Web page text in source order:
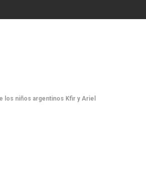
los niños argentinos Kfir y Ariel